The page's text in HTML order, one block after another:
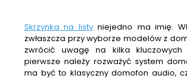
Skrzynka na listyniejedno ma imię.
zwłaszcza przy wyborze modelów z
zwrócić uwagę na kilka kluczowych
pierwsze należy rozważyć system
ma być to klasyczny domofon audio,